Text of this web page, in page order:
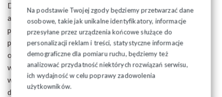
Na podstawie Twojej zgody będziemy przetwarzać dane
osobowe, takie jak unikalne identyfikatory, informacje
przesyłane przez urządzenia końcowe służące do
personalizacji reklam i treści, statystyczne informacje
demograficzne dla pomiaru ruchu, będziemy też
analizować przydatność niektórych rozwiązań serwisu,
ich wydajność w celu poprawy zadowolenia
użytkowników.
Dbanie o własne warunki pracy zaprocentuje nie tylko jemu,
ale też pracodawcy na lata. Tak zorientowana osoba
przestanie być jedynie „turystą” w przedsiębiorstwie, który
przy pierwszej lepszej okazji je opuści, a dojrzałym i
odpowiedzialnym pracownikiem, który sam będzie czuć się
ważną częścią firmy, a nie jedynie śrubką, którą można
wymienić. Dlatego stworzyliśmy kompendium wiedzy, którą
dobrze posiadać jako młody pracownik, by jak najszybciej